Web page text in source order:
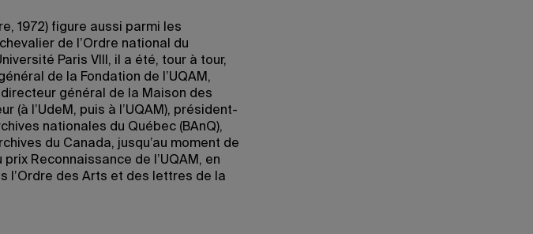
1972) figure aussi parmi les
de l’Ordre national du
Paris VIII, il a été, tour à tour,
de la Fondation de l’UQAM,
général de la Maison des
(à l’UdeM, puis à l’UQAM), président-
nationales du Québec (BAnQ),
du Canada, jusqu’au moment de
Reconnaissance de l’UQAM, en
l’Ordre des Arts et des lettres de la